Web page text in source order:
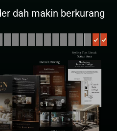
dah makin berkurang